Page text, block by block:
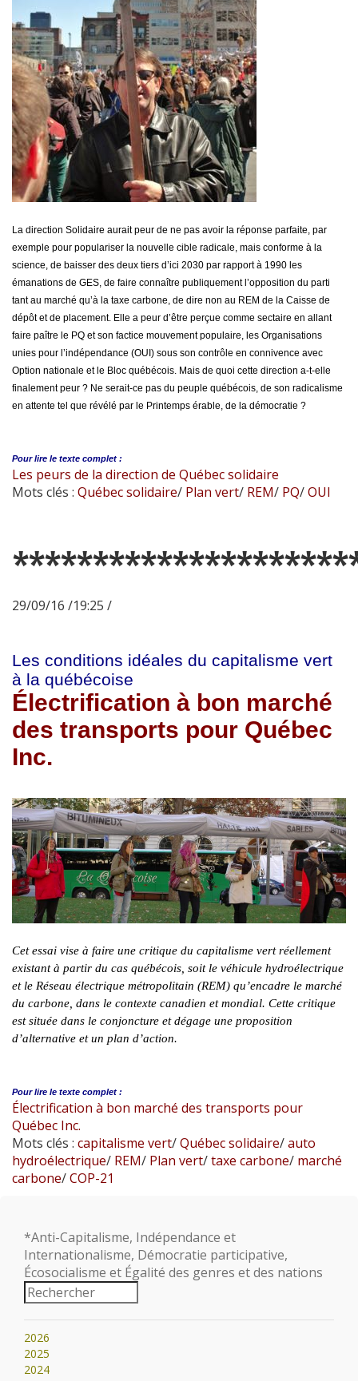
La direction Solidaire aurait peur de ne pas avoir la réponse parfaite, par
exemple pour populariser la nouvelle cible radicale, mais conforme à la
science, de baisser des deux tiers d’ici 2030 par rapport à 1990 les
émanations de GES, de faire connaître publiquement l’opposition du parti
tant au marché qu’à la taxe carbone, de dire non au REM de la Caisse de
dépôt et de placement. Elle a peur d’être perçue comme sectaire en allant
faire paître le PQ et son factice mouvement populaire, les Organisations
unies pour l’indépendance (OUI) sous son contrôle en connivence avec
Option nationale et le Bloc québécois. Mais de quoi cette direction a-t-elle
finalement peur ? Ne serait-ce pas du peuple québécois, de son radicalisme
en attente tel que révélé par le Printemps érable, de la démocratie ?
Pour lire le texte complet :
Les peurs de la direction de Québec solidaire
Mots clés : Québec solidaire/ Plan vert/ REM/ PQ/OUI
29/09/16 /19:25 /
Les conditions idéales du capitalisme vert
à la québécoise
Électrification à bon marché
des transports pour Québec
Inc.
Cet essai vise à faire une critique du capitalisme vert réellement
existant à partir du cas québécois, soit le véhicule hydroélectrique
et le Réseau électrique métropolitain (REM) qu’encadre le marché
du carbone, dans le contexte canadien et mondial. Cette critique
est située dans le conjoncture et dégage une proposition
d’alternative et un plan d’action.
Pour lire le texte complet :
Électrification à bon marché des transports pour
Québec Inc.
Mots clés : capitalisme vert/Québec solidaire/auto
hydroélectrique/ REM/ Plan vert/taxe carbone/ marché
carbone/COP-21
*Anti-Capitalisme, Indépendance et
Internationalisme, Démocratie participative,
Écosocialisme et Égalité des genres et des nations
2026
2025
2024